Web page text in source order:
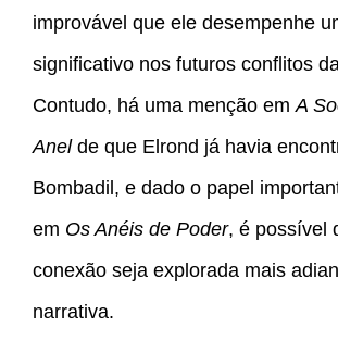
improvável que ele desempenhe
significativo nos futuros conflitos
Contudo, há uma menção em A
Anelde que Elrond já havia
Bombadil, e dado o papel
em Os Anéis de Poder, é possível
conexão seja explorada mais
narrativa.